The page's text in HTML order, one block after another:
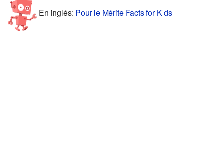
En inglés: Pour le Mérite Facts for Kids